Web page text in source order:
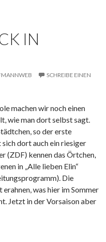
IN
SCHREIBE EINEN
machen wir noch einen
wie man dort selbst sagt.
so der erste
dort auch ein riesiger
(ZDF) kennen das Örtchen,
in „Alle lieben Elin“
Die
was hier im Sommer
Jetzt in der Vorsaison aber